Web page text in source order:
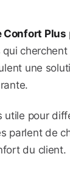
Confort Plus
cherchent
une
utile pour
parlent de
du client.